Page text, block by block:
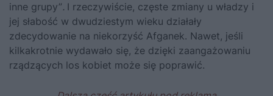
inne grupy”. I rzeczywiście, częste zmiany u władzy i
jej słabość w dwudziestym wieku działały
zdecydowanie na niekorzyść Afganek. Nawet, jeśli
kilkakrotnie wydawało się, że dzięki zaangażowaniu
rządzących los kobiet może się poprawić.